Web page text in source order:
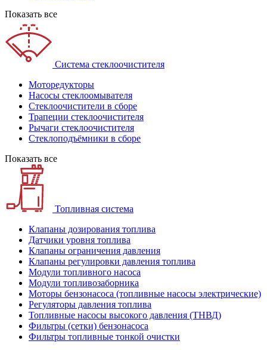
Показать все
Система стеклоочистителя
Моторедукторы
Насосы стеклоомывателя
Стеклоочистители в сборе
Трапеции стеклоочистителя
Рычаги стеклоочистителя
Стеклоподъёмники в сборе
Показать все
Топливная система
Клапаны дозирования топлива
Датчики уровня топлива
Клапаны ограничения давления
Клапаны регулировки давления топлива
Модули топливного насоса
Модули топливозаборника
Моторы бензонасоса (топливные насосы электрические)
Регуляторы давления топлива
Топливные насосы высокого давления (ТНВД)
Фильтры (сетки) бензонасоса
Фильтры топливные тонкой очистки